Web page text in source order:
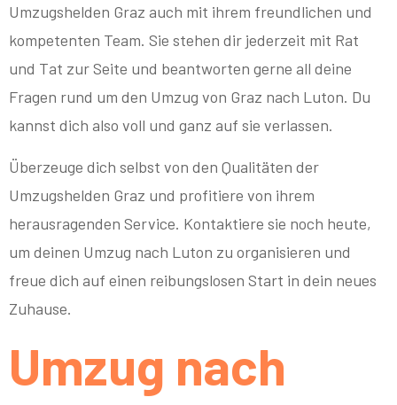
Umzugshelden Graz auch mit ihrem freundlichen und
kompetenten Team. Sie stehen dir jederzeit mit Rat
und Tat zur Seite und beantworten gerne all deine
Fragen rund um den Umzug von Graz nach Luton. Du
kannst dich also voll und ganz auf sie verlassen.
Überzeuge dich selbst von den Qualitäten der
Umzugshelden Graz und profitiere von ihrem
herausragenden Service. Kontaktiere sie noch heute,
um deinen Umzug nach Luton zu organisieren und
freue dich auf einen reibungslosen Start in dein neues
Zuhause.
Umzug nach